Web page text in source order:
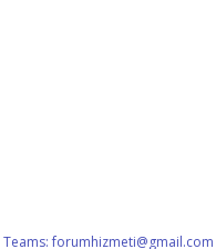
Teams:forumhizmeti@gmail.com